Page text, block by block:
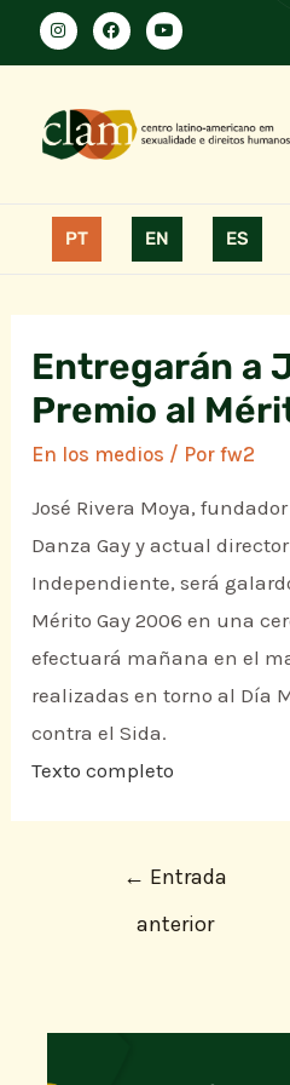
PT EN ES
Entregarán a
Premio al
En los medios / Porfw2
José Rivera Moya,
Danza Gay y actual
Independiente, será
Mérito Gay 2006 en una
efectuará mañana en el
realizadas en torno al Día
contra el Sida.
Texto completo
← Entrada
anterior